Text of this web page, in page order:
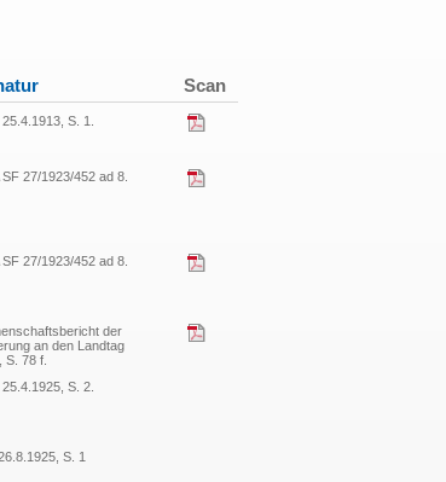
Scan
25.4.1913, S. 1.
SF 27/1923/452 ad 8.
SF 27/1923/452 ad 8.
der
an den Landtag
S. 78 f.
25.4.1925, S. 2.
S. 1